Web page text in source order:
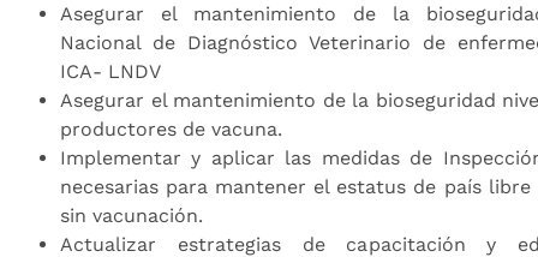
Asegurar el mantenimiento de la
Nacional de Diagnóstico Veterinario de
ICA- LNDV
Asegurar el mantenimiento de la bioseguridad
productores de vacuna.
Implementar y aplicar las medidas de
necesarias para mantener el estatus de país
sin vacunación.
Actualizar estrategias de capacitación y